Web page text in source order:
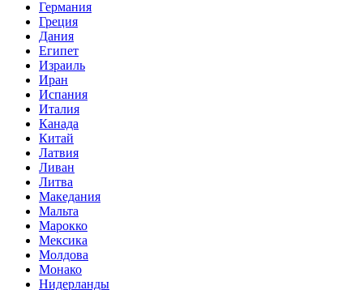
Германия
Греция
Дания
Египет
Израиль
Иран
Испания
Италия
Канада
Китай
Латвия
Ливан
Литва
Македания
Мальта
Марокко
Мексика
Молдова
Монако
Нидерланды